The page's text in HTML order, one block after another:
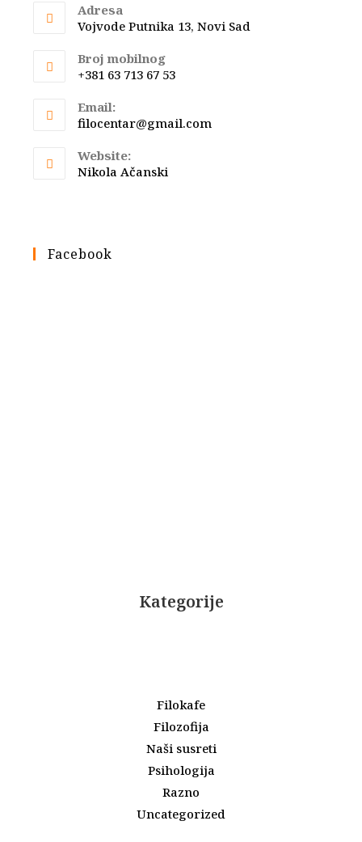
Adresa
Vojvode Putnika 13, Novi Sad
Broj mobilnog
+381 63 713 67 53
Email:
filocentar@gmail.com
Website:
Nikola Ačanski
Facebook
Kategorije
Filokafe
Filozofija
Naši susreti
Psihologija
Razno
Uncategorized